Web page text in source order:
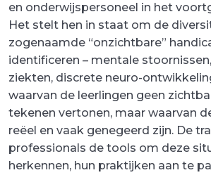
en onderwijspersoneel in het
Het stelt hen in staat om de
zogenaamde “onzichtbare”
identificeren – mentale
ziekten, discrete neuro-
waarvan de leerlingen geen
tekenen vertonen, maar waarvan
reëel en vaak genegeerd zijn. De
professionals de tools om deze
herkennen, hun praktijken aan te